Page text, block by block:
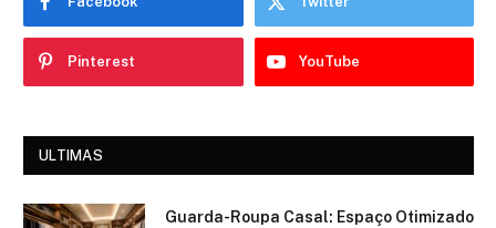
Pinterest YouTube
ULTIMAS
Guarda-Roupa Casal: Espaço Otimizado